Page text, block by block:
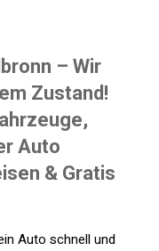
– Wir
Zustand!
Auto
& Gratis
Auto schnell und